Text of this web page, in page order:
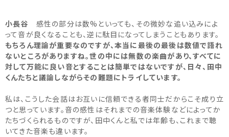
小長谷 感性の部分は数%といっても、その微妙な追い込みによ
って音が良くなることも、逆に駄目になってしまうこともあります。
もちろん理論が重要なのですが、本当に最後の最後は数値で語れ
ないところがありますね。世の中には無数の楽曲があり、すべてに
対して万能に良い音とすることは簡単ではないですが、日々、田中
くんたちと議論しながらその難題にトライしています。
私は、こうした会話はお互いに信頼できる者同士だからこそ成り立
つと思っています。音の感性はそれまでの音楽体験などによってか
たちづくられるものですが、田中くんと私では年齢も、これまで聴
いてきた音楽も違います。